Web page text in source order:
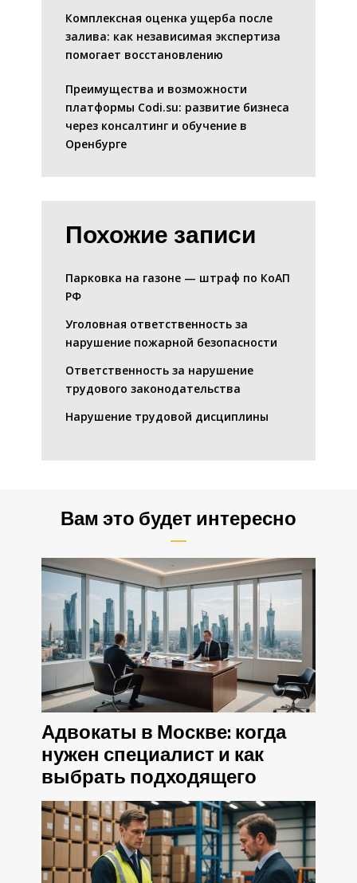
Комплексная оценка ущерба после
залива: как независимая экспертиза
помогает восстановлению
Преимущества и возможности
платформы Codi.su: развитие бизнеса
через консалтинг и обучение в
Оренбурге
Похожие записи
Парковка на газоне — штраф по КоАП
РФ
Уголовная ответственность за
нарушение пожарной безопасности
Ответственность за нарушение
трудового законодательства
Нарушение трудовой дисциплины
Вам это будет интересно
Адвокаты в Москве: когда
нужен специалист и как
выбрать подходящего